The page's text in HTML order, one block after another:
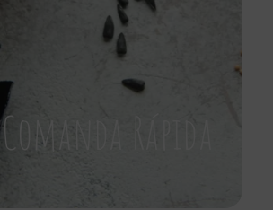
Comanda Rápida